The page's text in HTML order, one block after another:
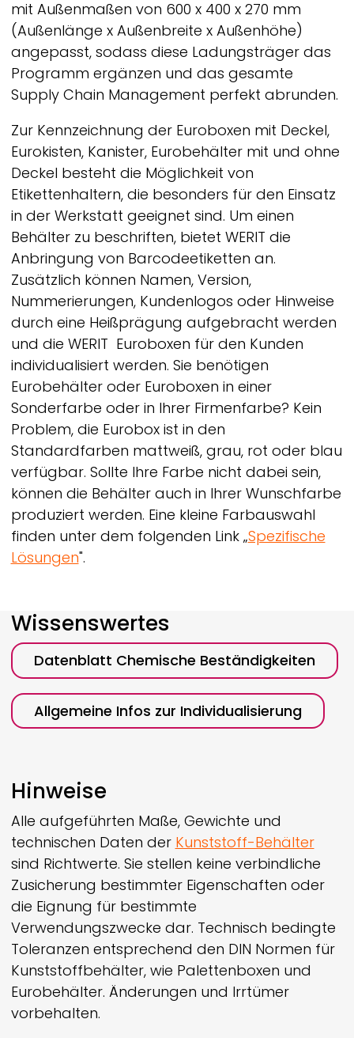
mit Außenmaßen von 600 x 400 x 270 mm
(Außenlänge x Außenbreite x Außenhöhe)
angepasst, sodass diese Ladungsträger das
Programm ergänzen und das gesamte
Supply Chain Management perfekt abrunden.
Zur Kennzeichnung der Euroboxen mit Deckel,
Eurokisten, Kanister, Eurobehälter mit und ohne
Deckel besteht die Möglichkeit von
Etikettenhaltern, die besonders für den Einsatz
in der Werkstatt geeignet sind. Um einen
Behälter zu beschriften, bietet WERIT die
Anbringung von Barcodeetiketten an.
Zusätzlich können Namen, Version,
Nummerierungen, Kundenlogos oder Hinweise
durch eine Heißprägung aufgebracht werden
und die WERIT Euroboxen für den Kunden
individualisiert werden. Sie benötigen
Eurobehälter oder Euroboxen in einer
Sonderfarbe oder in Ihrer Firmenfarbe? Kein
Problem, die Eurobox ist in den
Standardfarben mattweiß, grau, rot oder blau
verfügbar. Sollte Ihre Farbe nicht dabei sein,
können die Behälter auch in Ihrer Wunschfarbe
produziert werden. Eine kleine Farbauswahl
finden unter dem folgenden Link „Spezifische
Lösungen".
Wissenswertes
Datenblatt Chemische Beständigkeiten
Allgemeine Infos zur Individualisierung
Hinweise
Alle aufgeführten Maße, Gewichte und
technischen Daten der Kunststoff-Behälter
sind Richtwerte. Sie stellen keine verbindliche
Zusicherung bestimmter Eigenschaften oder
die Eignung für bestimmte
Verwendungszwecke dar. Technisch bedingte
Toleranzen entsprechend den DIN Normen für
Kunststoffbehälter, wie Palettenboxen und
Eurobehälter. Änderungen und Irrtümer
vorbehalten.